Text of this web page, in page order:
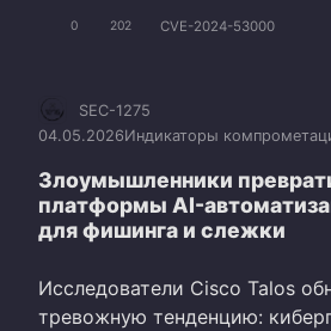
0 202 CVE-2024-53000
SEC-1275
04.05.2026Индикаторы
Злоумышленники
платформы AI-
для фишинга и слежки
Исследователи Cisco Talos
тревожную тенденцию: